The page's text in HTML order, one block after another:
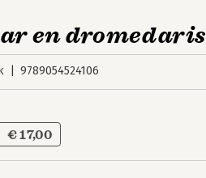
en dromedaris
9789054524106
€ 17,00